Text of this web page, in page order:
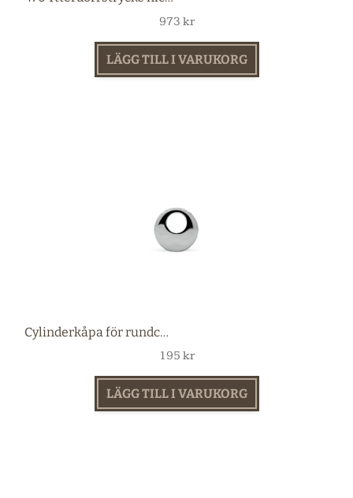
973 kr
LÄGG TILL I VARUKORG
Cylinderkåpa för rundcylinder nickel
195 kr
LÄGG TILL I VARUKORG